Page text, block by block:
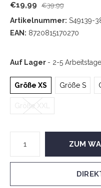
€19,99 €39,99
Artikelnummer: S49139-
EAN: 8720815170270
Auf Lager - 2-5 Arbeitstage
Größe XS Größe S
Größe XXL
ZUM